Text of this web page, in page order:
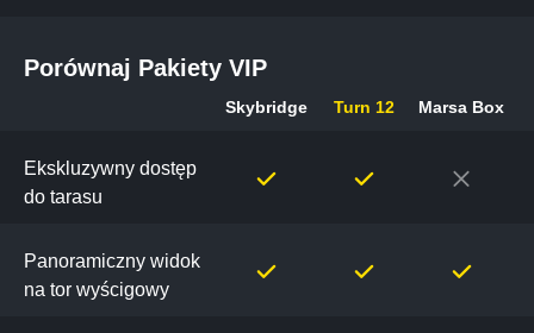
Porównaj Pakiety VIP
Pakiety
Skybridge Turn 12 Marsa Box
Ekskluzywny dostęp
do tarasu
Panoramiczny widok
na tor wyścigowy